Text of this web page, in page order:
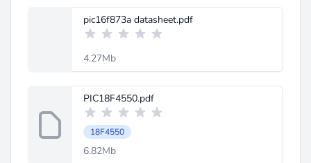
pic16f873a datasheet.pdf
4.27Mb
PIC18F4550.pdf
18F4550
6.82Mb